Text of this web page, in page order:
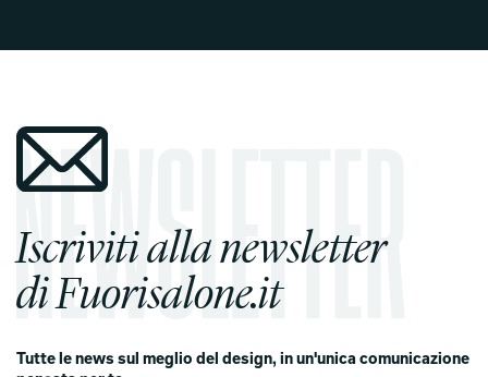
Iscriviti alla newsletter
di Fuorisalone.it
Tutte le news sul meglio del design, in un'unica comunicazione